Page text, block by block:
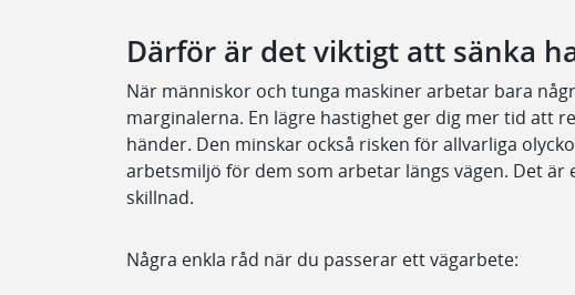
Därför är det viktigt att sänka
När människor och tunga maskiner arbetar bara
marginalerna. En lägre hastighet ger dig mer tid att
händer. Den minskar också risken för allvarliga
arbetsmiljö för dem som arbetar längs vägen. Det
skillnad.
Några enkla råd när du passerar ett vägarbete: